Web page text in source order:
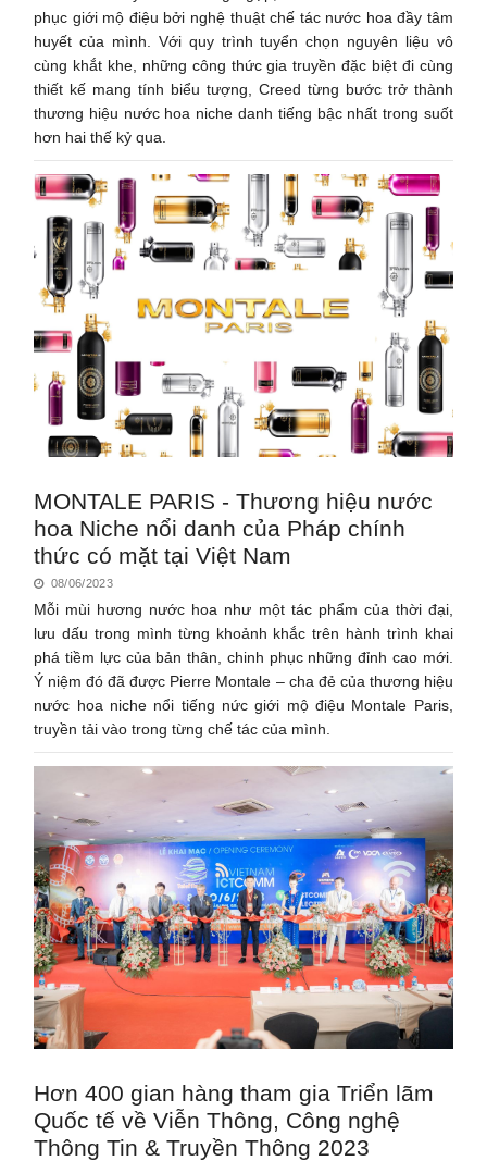
phục giới mộ điệu bởi nghệ thuật chế tác nước hoa đầy tâm
huyết của mình. Với quy trình tuyển chọn nguyên liệu vô
cùng khắt khe, những công thức gia truyền đặc biệt đi cùng
thiết kế mang tính biểu tượng, Creed từng bước trở thành
thương hiệu nước hoa niche danh tiếng bậc nhất trong suốt
hơn hai thế kỷ qua.
MONTALE PARIS - Thương hiệu nước
hoa Niche nổi danh của Pháp chính
thức có mặt tại Việt Nam
08/06/2023
Mỗi mùi hương nước hoa như một tác phẩm của thời đại,
lưu dấu trong mình từng khoảnh khắc trên hành trình khai
phá tiềm lực của bản thân, chinh phục những đỉnh cao mới.
Ý niệm đó đã được Pierre Montale – cha đẻ của thương hiệu
nước hoa niche nổi tiếng nức giới mộ điệu Montale Paris,
truyền tải vào trong từng chế tác của mình.
Hơn 400 gian hàng tham gia Triển lãm
Quốc tế về Viễn Thông, Công nghệ
Thông Tin & Truyền Thông 2023